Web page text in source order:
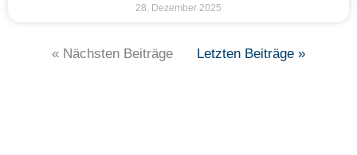
28. Dezember 2025
« Nächsten Beiträge Letzten Beiträge »